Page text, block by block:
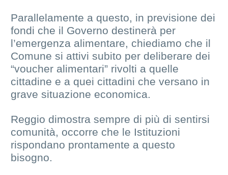
Parallelamente a questo, in previsione dei
fondi che il Governo destinerà per
l’emergenza alimentare, chiediamo che il
Comune si attivi subito per deliberare dei
“voucher alimentari” rivolti a quelle
cittadine e a quei cittadini che versano in
grave situazione economica.
Reggio dimostra sempre di più di sentirsi
comunità, occorre che le Istituzioni
rispondano prontamente a questo
bisogno.